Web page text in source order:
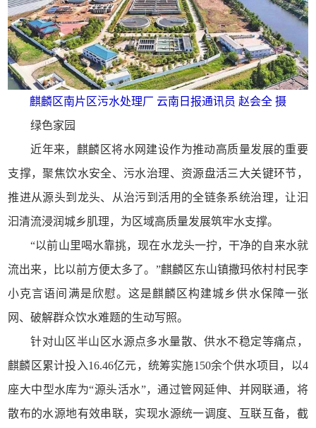
麒麟区南片区污水处理厂 云南日报通讯员 赵会全 摄
绿色家园
近年来，麒麟区将水网建设作为推动高质量发展的重要
支撑，聚焦饮水安全、污水治理、资源盘活三大关键环节，
推进从源头到龙头、从治污到活用的全链条系统治理，让汩
汩清流浸润城乡肌理，为区域高质量发展筑牢水支撑。
“以前山里喝水靠挑，现在水龙头一拧，干净的自来水就
流出来，比以前方便太多了。”麒麟区东山镇撒玛依村村民李
小克言语间满是欣慰。这是麒麟区构建城乡供水保障一张
网、破解群众饮水难题的生动写照。
针对山区半山区水源点多水量散、供水不稳定等痛点，
麒麟区累计投入16.46亿元，统筹实施150余个供水项目，以4
座大中型水库为“源头活水”，通过管网延伸、并网联通，将
散布的水源地有效串联，实现水源统一调度、互联互备，截